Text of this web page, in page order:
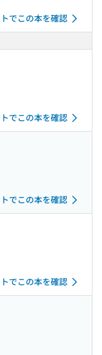
でこの本を確認
でこの本を確認
でこの本を確認
でこの本を確認